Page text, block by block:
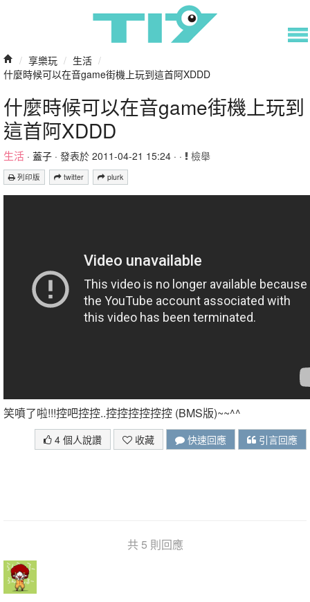
/ 享樂玩 / 生活 /
什麼時候可以在音game街機上玩到這首阿XDDD
什麼時候可以在音game街機上玩到
這首阿XDDD
生活 · 蓋子 · 發表於 2011-04-21 15:24 · · 檢舉
列印版 twitter plurk
笑噴了啦!!!控吧控控..控控控控控控 (BMS版)~~^^
4 個人說讚 收藏 快速回應 引言回應
共 5 則回應